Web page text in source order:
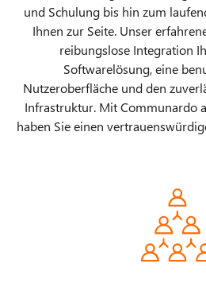
und Schulung bis hin zum
Ihnen zur Seite. Unser
reibungslose Integration
Softwarelösung, eine
Nutzeroberfläche und den
Infrastruktur. Mit Communardo
haben Sie einen